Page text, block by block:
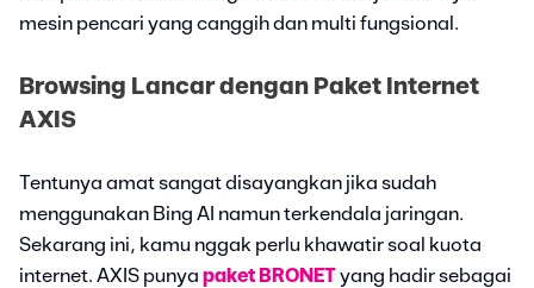
mesin pencari yang canggih dan multi fungsional.
Browsing Lancar dengan Paket Internet
AXIS
Tentunya amat sangat disayangkan jika sudah
menggunakan Bing AI namun terkendala jaringan.
Sekarang ini, kamu nggak perlu khawatir soal kuota
internet. AXIS punya paket BRONETyang hadir sebagai